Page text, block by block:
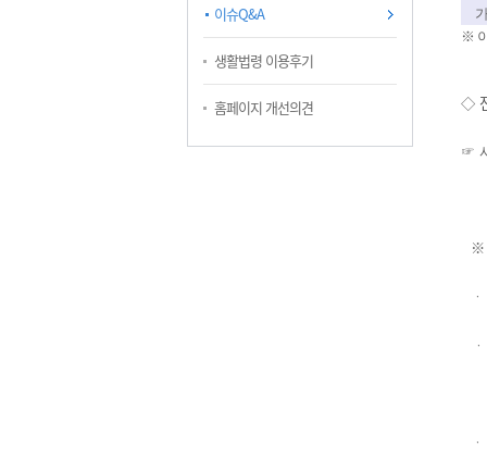
이슈Q&A
생활법령 이용후기
홈페이지 개선의견
※
◇
☞
※
ㆍ
ㆍ
ㆍ